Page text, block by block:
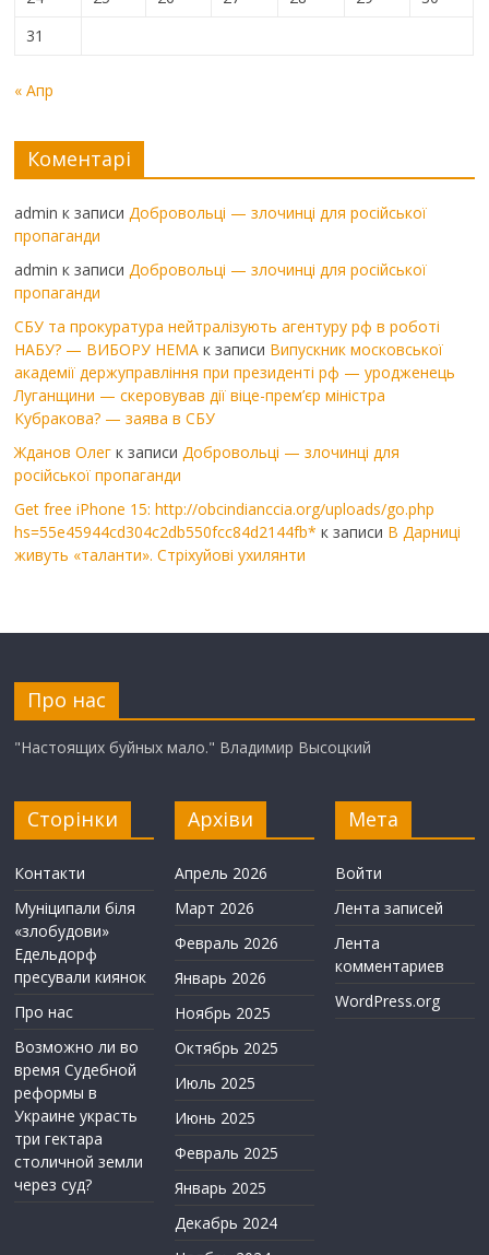
31
« Апр
Коментарі
admin к записи Добровольці — злочинці для російської
пропаганди
admin к записи Добровольці — злочинці для російської
пропаганди
СБУ та прокуратура нейтралізують агентуру рф в роботі
НАБУ? — ВИБОРУ НЕМА к записи Випускник московської
академії держуправління при президенті рф — уродженець
Луганщини — скеровував дії віце-прем’єр міністра
Кубракова? — заява в СБУ
Жданов Олег к записи Добровольці — злочинці для
російської пропаганди
Get free iPhone 15: http://obcindianccia.org/uploads/go.php
hs=55e45944cd304c2db550fcc84d2144fb* к записи В Дарниці
живуть «таланти». Стріхуйові ухилянти
Про нас
"Настоящих буйных мало." Владимир Высоцкий
Сторінки
Контакти
Муніципали біля
«злобудови»
Едельдорф
пресували киянок
Про нас
Возможно ли во
время Судебной
реформы в
Украине украсть
три гектара
столичной земли
через суд?
Архіви
Апрель 2026
Март 2026
Февраль 2026
Январь 2026
Ноябрь 2025
Октябрь 2025
Июль 2025
Июнь 2025
Февраль 2025
Январь 2025
Декабрь 2024
Мета
Войти
Лента записей
Лента
комментариев
WordPress.org